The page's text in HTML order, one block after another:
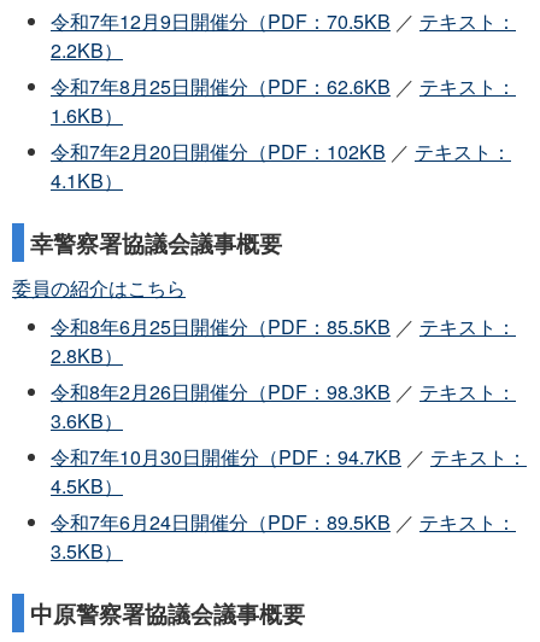
令和7年12月9日開催分（PDF：70.5KB ／ テキスト：
2.2KB）
令和7年8月25日開催分（PDF：62.6KB ／ テキスト：
1.6KB）
令和7年2月20日開催分（PDF：102KB ／ テキスト：
4.1KB）
幸警察署協議会議事概要
委員の紹介はこちら
令和8年6月25日開催分（PDF：85.5KB ／ テキスト：
2.8KB）
令和8年2月26日開催分（PDF：98.3KB ／ テキスト：
3.6KB）
令和7年10月30日開催分（PDF：94.7KB ／ テキスト：
4.5KB）
令和7年6月24日開催分（PDF：89.5KB ／ テキスト：
3.5KB）
中原警察署協議会議事概要